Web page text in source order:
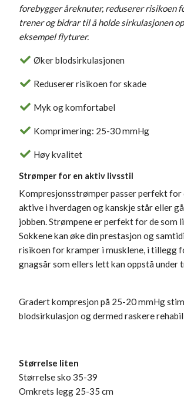
forebygger åreknuter, reduserer risikoen
trener og bidrar til å holde sirkulasjonen
eksempel flyturer.
Øker blodsirkulasjonen
Reduserer risikoen for skade
Myk og komfortabel
Komprimering: 25-30 mmHg
Høy kvalitet
Strømper for en aktiv livsstil
Kompresjonsstrømper passer perfekt for
aktive i hverdagen og kanskje står eller
jobben. Strømpene er perfekt for de som
Sokkene kan øke din prestasjon og
risikoen for kramper i musklene, i tillegg
gnagsår som ellers lett kan oppstå under
Gradert kompresjon på 25-20 mmHg
blodsirkulasjon og dermed raskere
Størrelse liten
Størrelse sko 35-39
Omkrets legg 25-35 cm